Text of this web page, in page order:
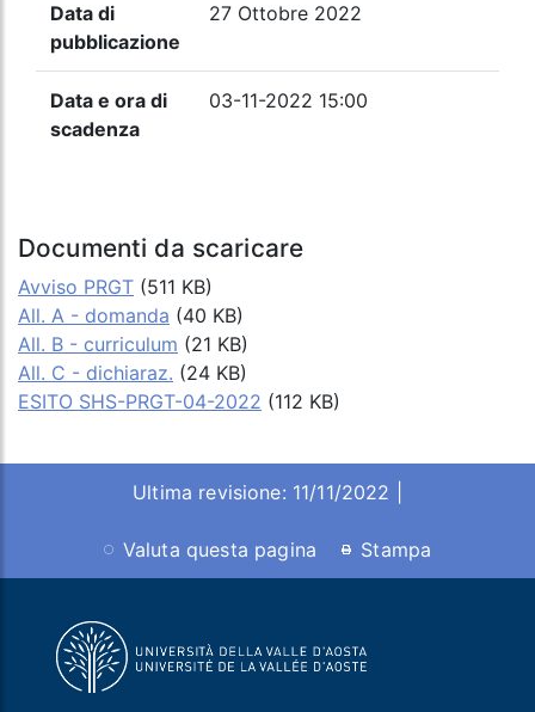
Data di
pubblicazione
27 Ottobre 2022
Data e ora di
scadenza
03-11-2022 15:00
Documenti da scaricare
Avviso PRGT (511 KB)
All. A - domanda (40 KB)
All. B - curriculum (21 KB)
All. C - dichiaraz. (24 KB)
ESITO SHS-PRGT-04-2022 (112 KB)
Ultima revisione: 11/11/2022 |
Valuta questa pagina Stampa